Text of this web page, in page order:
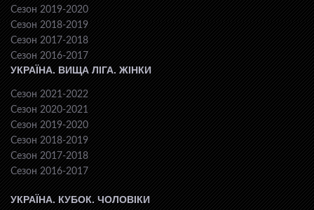
Сезон 2019-2020
Сезон 2018-2019
Сезон 2017-2018
Сезон 2016-2017
УКРАЇНА. ВИЩА ЛІГА. ЖІНКИ
Сезон 2021-2022
Сезон 2020-2021
Сезон 2019-2020
Сезон 2018-2019
Сезон 2017-2018
Сезон 2016-2017
УКРАЇНА. КУБОК. ЧОЛОВІКИ